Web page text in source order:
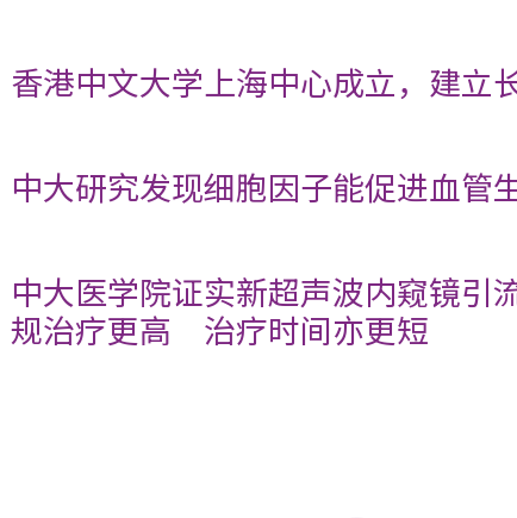
香港中文大学上海中心成立，建立
中大研究发现细胞因子能促进血管
中大医学院证实新超声波内窥镜
规治疗更高 治疗时间亦更短